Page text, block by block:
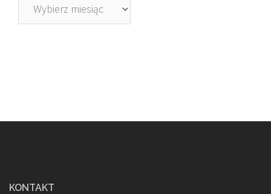
KONTAKT